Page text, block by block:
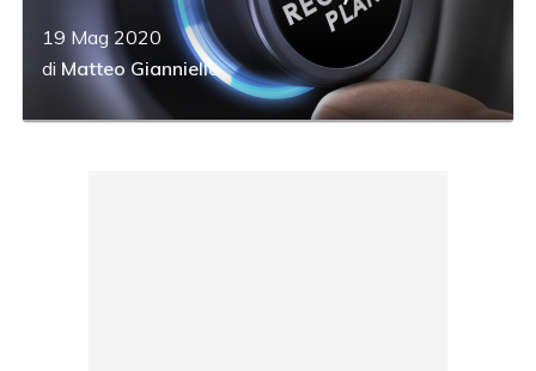
19 Mag 2020
di Matteo Gianniello